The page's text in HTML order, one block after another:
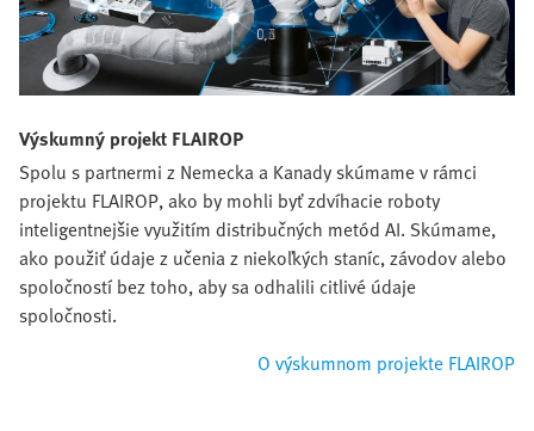
Výskumný projekt FLAIROP
Spolu s partnermi z Nemecka a Kanady skúmame v rámci
projektu FLAIROP, ako by mohli byť zdvíhacie roboty
inteligentnejšie využitím distribučných metód AI. Skúmame,
ako použiť údaje z učenia z niekoľkých staníc, závodov alebo
spoločností bez toho, aby sa odhalili citlivé údaje
spoločnosti.
O výskumnom projekte FLAIROP